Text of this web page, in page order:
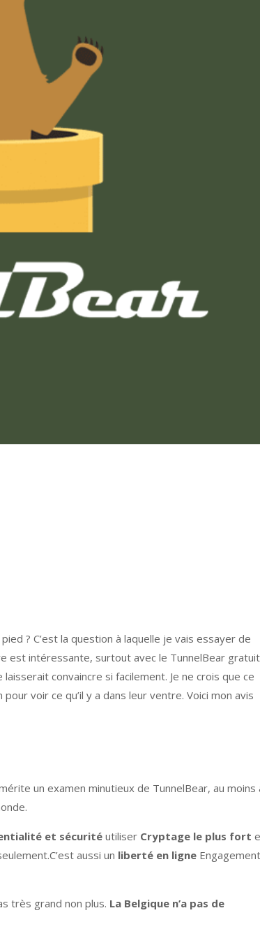
? C’est la question à laquelle je vais essayer de
est intéressante, surtout avec le TunnelBear
convaincre si facilement. Je ne crois que ce
voir ce qu’il y a dans leur ventre. Voici mon avis
un examen minutieux de TunnelBear, au moins
et sécuritéutiliser Cryptage le plus fort
aussi un liberté en ligne
très grand non plus. La Belgique n’a pas de